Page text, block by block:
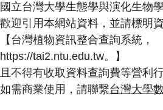
國立台灣大學生態學與演化生物
歡迎引用本網站資料，並請標明
【台灣植物資訊整合查詢系統，
https://tai2.ntu.edu.tw。】
且不得有收取資料查詢費等營利行
如需商業使用，請聯繫台灣大學